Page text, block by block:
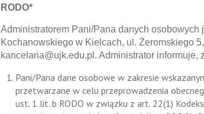
RODO*
Administratorem Pani/Pana danych osobowych
Kochanowskiego w Kielcach, ul. Żeromskiego
kancelaria@ujk.edu.pl. Administrator informuje,
Pani/Pana dane osobowe w zakresie
przetwarzane w celu przeprowadzenia
ust. 1 lit. b RODO w związku z art. 22(1)